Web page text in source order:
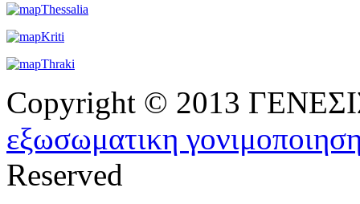
Copyright © 2013
εξωσωματικη
Reserved